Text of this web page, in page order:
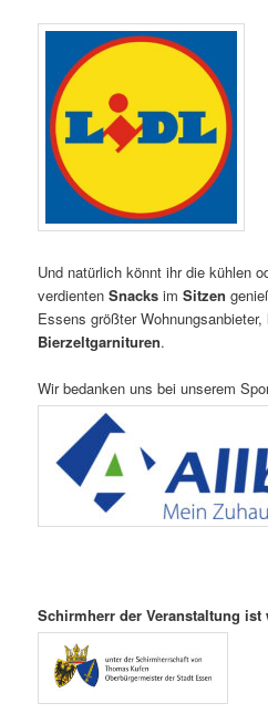
Und natürlich könnt ihr die kühlen
verdientenSnacks imSitzen
Essens größter
Bierzeltgarnituren.
Wir bedanken uns bei unserem
Schirmherr der Veranstaltung ist